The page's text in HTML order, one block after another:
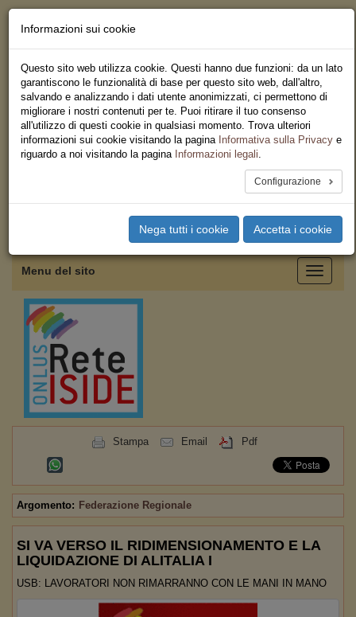
Servizi
Iscriviti
Ricerca
Area Stampa
Privacy
Federazione Regionale USB
Toggle
Menu del sito
Stampa Email Pdf
Argomento: Federazione Regionale
SI VA VERSO IL RIDIMENSIONAMENTO E LA
LIQUIDAZIONE DI ALITALIA I
USB: LAVORATORI NON RIMARRANNO CON LE MANI IN MANO
Informazioni sui cookie
Questo sito web utilizza cookie. Questi hanno due funzioni: da un lato
garantiscono le funzionalità di base per questo sito web, dall'altro,
salvando e analizzando i dati utente anonimizzati, ci permettono di
migliorare i nostri contenuti per te. Puoi ritirare il tuo consenso
all'utilizzo di questi cookie in qualsiasi momento. Trova ulteriori
informazioni sui cookie visitando la pagina Informativa sulla Privacy e
riguardo a noi visitando la pagina Informazioni legali.
Configurazione
Nega tutti i cookie Accetta i cookie